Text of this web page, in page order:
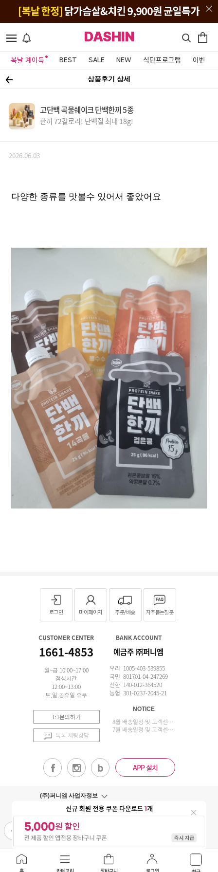
DASHIN
복날 계이득 BEST SALE NEW 식단프로그램 이벤트&
상품후기 상세
고단백 곡물쉐이크 단백한끼 5종
한끼 72칼로리! 단백질 최대 18g!
2026.06.03
다양한 종류를 맛볼수 있어서 좋았어요
로그인 마이페이지 주문/배송 자주묻는질문
CUSTOMER CENTER
1661-4853
월~금 10:00~17:00
점심시간
12:00~13:00
토,일,공휴일 휴무
1:1문의하기
톡톡 채팅상담
BANK ACCOUNT
예금주 ㈜퍼니엠
우리 1005-403-539855
국민 801701-04-247269
신한 140-012-364520
농협 301-0237-2045-21
NOTICE
8월 배송일정 및 고객센터 업무 안내
7월 배송일정 및 고객센터 업무 안내
APP 설치
(주)퍼니엠 사업자정보